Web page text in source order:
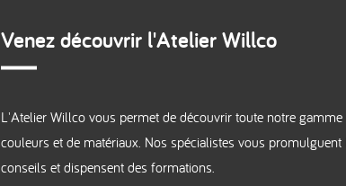
Venez découvrir l'Atelier Willco
L'Atelier Willco vous permet de découvrir toute notre gamme
couleurs et de matériaux. Nos spécialistes vous promulguent
conseils et dispensent des formations.